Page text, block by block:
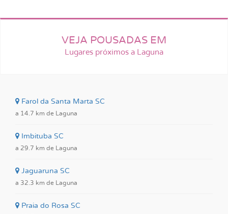
VEJA POUSADAS EM
Lugares próximos a Laguna
Farol da Santa Marta SC
a 14.7 km de Laguna
Imbituba SC
a 29.7 km de Laguna
Jaguaruna SC
a 32.3 km de Laguna
Praia do Rosa SC